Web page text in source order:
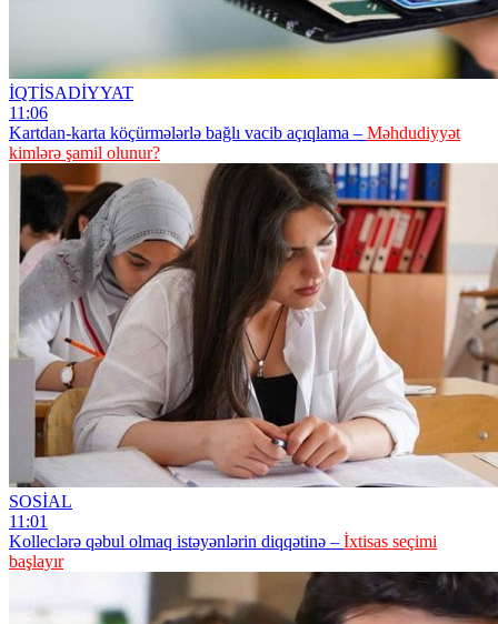
İQTİSADİYYAT
11:06
Kartdan-karta köçürmələrlə bağlı vacib açıqlama – Məhdudiyyət
kimlərə şamil olunur?
SOSİAL
11:01
Kolleclərə qəbul olmaq istəyənlərin diqqətinə – İxtisas seçimi
başlayır